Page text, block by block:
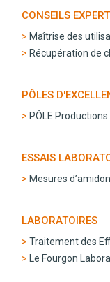
CONSEILS
Maîtrise des
Récupération de
PÔLES
PÔLE
ESSAIS
Mesures
LABORATOIRES
Traitement des
Le Fourgon